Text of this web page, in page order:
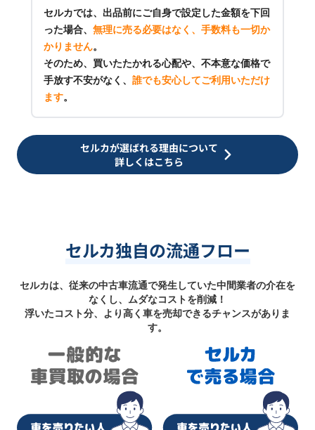
セルカでは、出品前にご自身で設定した金額を下回
った場合、 無理に売る必要はなく、手数料も一切か
かりません。
そのため、買いたたかれる心配や、不本意な価格で
手放す不安がなく、 誰でも安心してご利用いただけ
ます。
セルカが選ばれる理由について
詳しくはこちら
セルカ独自の流通フロー
セルカは、従来の中古車流通で発生していた中間業者の介在を
なくし、ムダなコストを削減！
浮いたコスト分、より高く車を売却できるチャンスがありま
す。